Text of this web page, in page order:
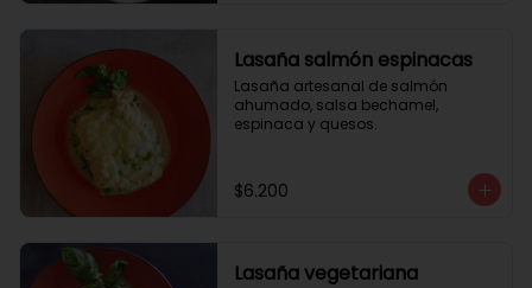
Lasaña salmón espinacas
Lasaña artesanal de salmón
ahumado, salsa bechamel,
espinaca y quesos.
$6.200
Lasaña vegetariana